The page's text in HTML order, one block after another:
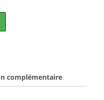
complémentaire